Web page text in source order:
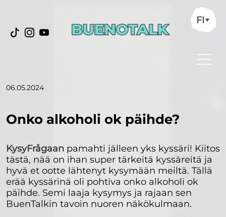
FI
06.05.2024
Onko alkoholi ok päihde?
KysyFrågaan pamahti jälleen yks kyssäri! Kiitos
tästä, nää on ihan super tärkeitä kyssäreitä ja
hyvä et ootte lähtenyt kysymään meiltä. Tällä
erää kyssärinä oli pohtiva onko alkoholi ok
päihde. Semi laaja kysymys ja rajaan sen
BuenTalkin tavoin nuoren näkökulmaan.